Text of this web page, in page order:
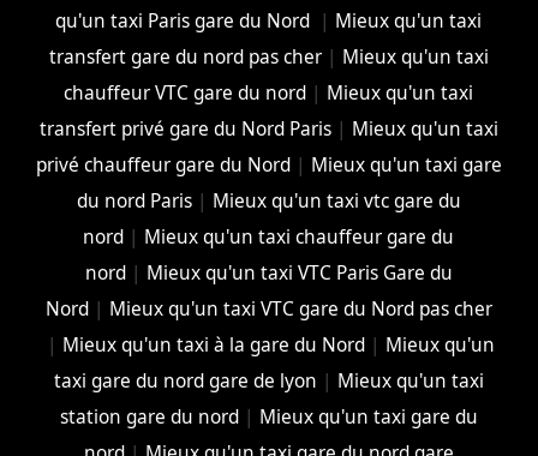
qu'un taxi Paris gare du Nord | Mieux qu'un taxi
transfert gare du nord pas cher| Mieux qu'un taxi
chauffeur VTC gare du nord | Mieux qu'un taxi
transfert privé gare du Nord Paris| Mieux qu'un taxi
privé chauffeur gare du Nord| Mieux qu'un taxi gare
du nord Paris| Mieux qu'un taxi vtc gare du
nord | Mieux qu'un taxi chauffeur gare du
nord| Mieux qu'un taxi VTC Paris Gare du
Nord| Mieux qu'un taxi VTC gare du Nord pas cher
| Mieux qu'un taxi à la gare du Nord | Mieux qu'un
taxi gare du nord gare de lyon | Mieux qu'un taxi
station gare du nord| Mieux qu'un taxi gare du